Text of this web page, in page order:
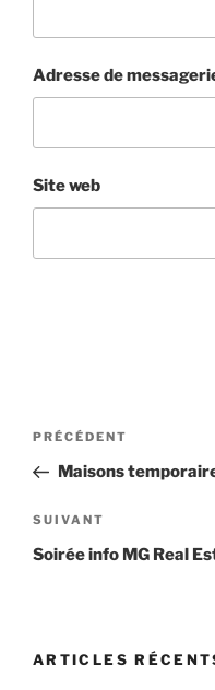
Adresse de
Site web
Navigation
l’article
Article
précédent
PRÉCÉDENT
Maisons
Article
suivant
SUIVANT
Soirée info MG Real
ARTICLES